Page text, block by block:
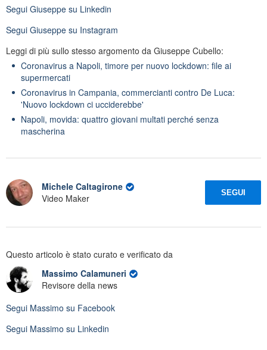
Segui Giuseppe su Linkedin
Segui Giuseppe su Instagram
Leggi di più sullo stesso argomento da Giuseppe Cubello:
Coronavirus a Napoli, timore per nuovo lockdown: file ai
supermercati
Coronavirus in Campania, commercianti contro De Luca:
'Nuovo lockdown ci ucciderebbe'
Napoli, movida: quattro giovani multati perché senza
mascherina
Michele Caltagirone
Video Maker
SEGUI
Questo articolo è stato curato e verificato da
Massimo Calamuneri
Revisore della news
Segui Massimo su Facebook
Segui Massimo su Linkedin